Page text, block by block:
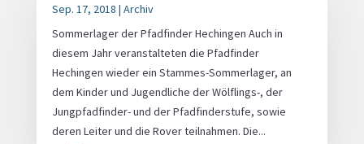
Sep. 17, 2018 | Archiv
Sommerlager der Pfadfinder Hechingen Auch in
diesem Jahr veranstalteten die Pfadfinder
Hechingen wieder ein Stammes-Sommerlager, an
dem Kinder und Jugendliche der Wölflings-, der
Jungpfadfinder- und der Pfadfinderstufe, sowie
deren Leiter und die Rover teilnahmen. Die...